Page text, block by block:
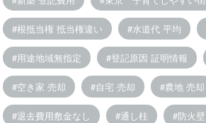
根抵当権 抵当権違い 水道代 平均
用途地域無指定 登記原因 証明情報
空き家 売却 自宅 売却 農地 売却
退去費用敷金なし 通し柱 防火壁